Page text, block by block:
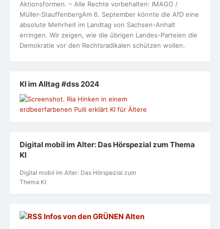
Aktionsformen. – Alle Rechte vorbehalten: IMAGO /
Müller-StauffenbergAm 6. September könnte die AfD eine
absolute Mehrheit im Landtag von Sachsen-Anhalt
erringen. Wir zeigen, wie die übrigen Landes-Parteien die
Demokratie vor den Rechtsradikalen schützen wollen.
KI im Alltag #dss 2024
Digital mobil im Alter: Das Hörspezial zum Thema
KI
Digital mobil im Alter: Das Hörspezial zum
Thema KI
Infos von den GRÜNEN Alten